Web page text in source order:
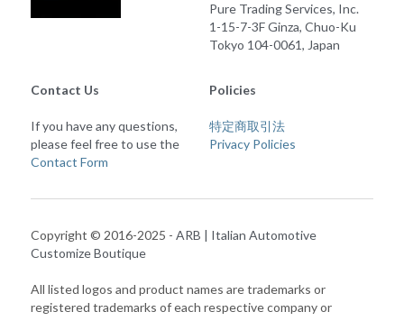
Pure Trading Services, Inc.
1-15-7-3F Ginza, Chuo-Ku
Tokyo 104-0061, Japan
Contact Us
If you have any questions,
Contact Form
Policies
特定商取引法
Privacy Policies
Copyright © 2016-2025 - ARB | Italian Automotive
Customize Boutique
All listed logos and product names are trademarks or
registered trademarks of each respective company or